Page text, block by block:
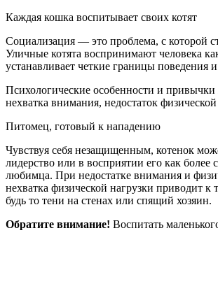
Каждая кошка воспитывает своих котят
Социализация — это проблема, с которой
Уличные котята воспринимают человека
устанавливает четкие границы
Психологические особенности и
нехватка внимания, недостаток
Питомец, готовый к нападению
Чувствуя себя незащищенным, котенок
лидерство или в восприятии его как более
любимца. При недостатке внимания и
нехватка физической нагрузки приводит
будь то тени на стенах или спящий хозяин.
Обратите внимание! Воспитать